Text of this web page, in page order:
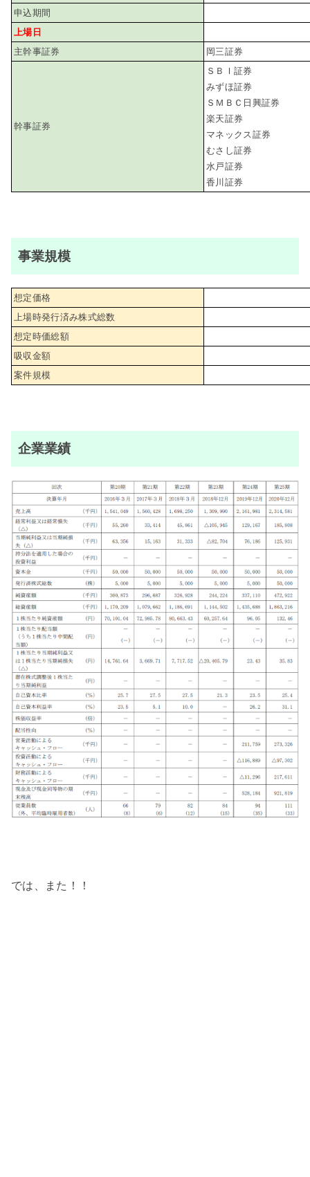
申込期間
上場日
主幹事証券
岡三証券
幹事証券
ＳＢＩ証券
みずほ証券
ＳＭＢＣ日興証券
楽天証券
マネックス証券
むさし証券
水戸証券
香川証券
事業規模
想定価格
上場時発行済み株式総数
想定時価総額
吸収金額
案件規模
企業業績
では、また！！